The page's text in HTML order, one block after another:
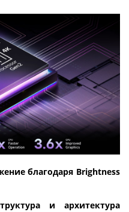
благодаря Brightness
и архитектура